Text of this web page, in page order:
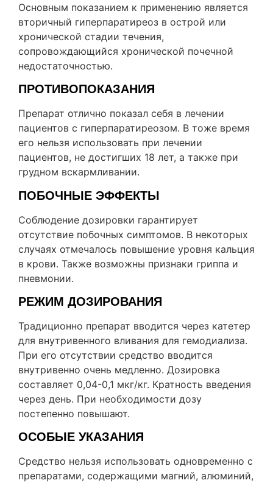
Основным показанием к применению является
вторичный гиперпаратиреоз в острой или
хронической стадии течения,
сопровождающийся хронической почечной
недостаточностью.
ПРОТИВОПОКАЗАНИЯ
Препарат отлично показал себя в лечении
пациентов с гиперпаратиреозом. В тоже время
его нельзя использовать при лечении
пациентов, не достигших 18 лет, а также при
грудном вскармливании.
ПОБОЧНЫЕ ЭФФЕКТЫ
Соблюдение дозировки гарантирует
отсутствие побочных симптомов. В некоторых
случаях отмечалось повышение уровня кальция
в крови. Также возможны признаки гриппа и
пневмонии.
РЕЖИМ ДОЗИРОВАНИЯ
Традиционно препарат вводится через катетер
для внутривенного вливания для гемодиализа.
При его отсутствии средство вводится
внутривенно очень медленно. Дозировка
составляет 0,04-0,1 мкг/кг. Кратность введения
через день. При необходимости дозу
постепенно повышают.
ОСОБЫЕ УКАЗАНИЯ
Средство нельзя использовать одновременно с
препаратами, содержащими магний, алюминий,